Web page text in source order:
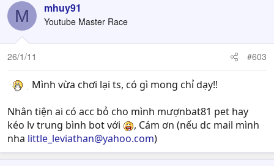
M mhuy91
Youtube Master Race
26/1/11 #603
Mình vừa chơi lại ts, có gì mong chỉ dạy!!
Nhân tiện ai có acc bỏ cho mình mượnbat81 pet hay
kéo lv trung bình bot với
, Cám ơn (nếu dc mail mình
nha little_leviathan@yahoo.com)